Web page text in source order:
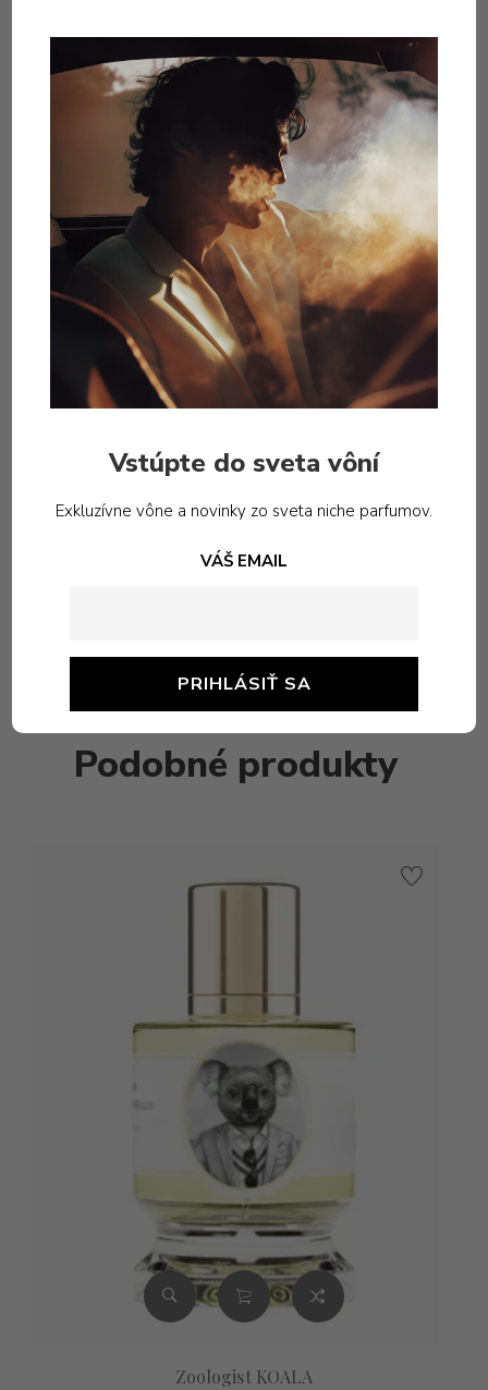
čo jemné teplo pižma sa spája s nádhernými náznakmi
snežienok, konvalinky a kosatca. Sladký kokos a drevitá
vanilka nečakane vlietnu, aby prekvapili a zvábili.
Snowy Owl spája sviežu vitalitu s jemnou, pôvabnou
mäkkosťou v podmanivej vôni ideálnej pre tých, ktorí
sa neboja získať to, po čom túžia.
Parfumérka: Dawn Spencer Hurwitz
Koncentrácia parfumu: 25 %
Objem: 60 mL / 2 fl. oz.
Hlava: snehový akord, konvalinka, mäta, kokos
Srdce: kosatec, snežienka, biela ruža, maté, kadidlo,
galbanum
Základné tóny: ambreta, céder, cibet*, pižmá*, dubový
Syntetické tóny. Zoologist Snowy Owl neobsahuje
žiadne produkty živočíšneho pôvodu.
Podobné produkty
Zoologist KOALA
Vstúpte do sveta vôní
Exkluzívne vône a novinky zo sveta niche parfumov.
VÁŠ EMAIL